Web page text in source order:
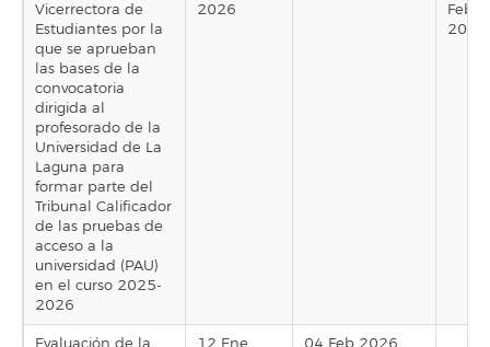
Vicerrectora de
Estudiantes por la
que se aprueban
las bases de la
convocatoria
dirigida al
profesorado de la
Universidad de La
Laguna para
formar parte del
Tribunal Calificador
de las pruebas de
acceso a la
universidad (PAU)
en el curso 2025-
2026
2026
Feb
2026